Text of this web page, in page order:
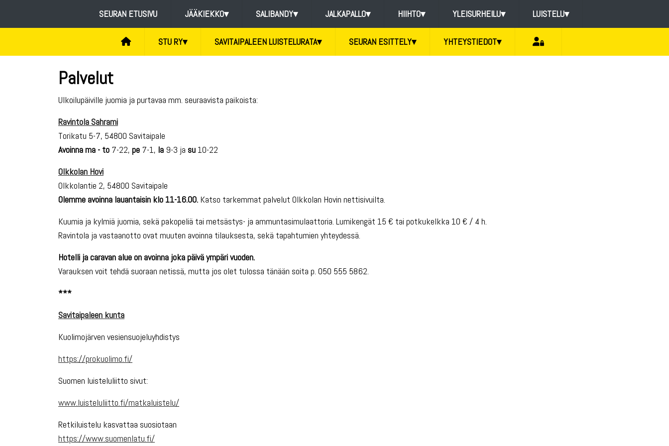
SEURAN ETUSIVU JÄÄKIEKKO▾ SALIBANDY▾ JALKAPALLO▾ HIIHTO▾ YLEISURHEILU▾ LUISTELU▾
STU RY▾ SAVITAIPALEEN LUISTELURATA▾ SEURAN ESITTELY▾ YHTEYSTIEDOT▾
Palvelut
Ulkoilupäiville juomia ja purtavaa mm. seuraavista paikoista:
Ravintola Sahrami
Torikatu 5-7, 54800 Savitaipale
Avoinna ma - to 7-22, pe 7-1, la 9-3 ja su 10-22
Olkkolan Hovi
Olkkolantie 2, 54800 Savitaipale
Olemme avoinna lauantaisin klo 11-16.00. Katso tarkemmat palvelut Olkkolan Hovin nettisivuilta.
Kuumia ja kylmiä juomia, sekä pakopeliä tai metsästys- ja ammuntasimulaattoria. Lumikengät 15 € tai potkukelkka 10 € / 4 h.
Ravintola ja vastaanotto ovat muuten avoinna tilauksesta, sekä tapahtumien yhteydessä.
Hotelli ja caravan alue on avoinna joka päivä ympäri vuoden.
Varauksen voit tehdä suoraan netissä, mutta jos olet tulossa tänään soita p. 050 555 5862.
***
Savitaipaleen kunta
Kuolimojärven vesiensuojeluyhdistys
https://prokuolimo.fi/
Suomen luisteluliitto sivut:
www.luisteluliitto.fi/matkaluistelu/
Retkiluistelu kasvattaa suosiotaan
https://www.suomenlatu.fi/